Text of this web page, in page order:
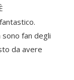
fan degli
da avere